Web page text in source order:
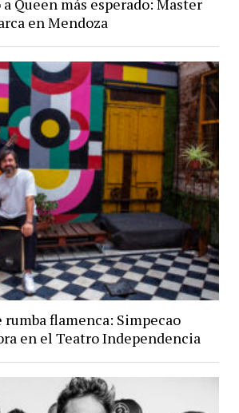
Queen más esperado: Master
en Mendoza
flamenca: Simpecao
en el Teatro Independencia